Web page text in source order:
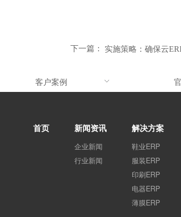
下一篇： 实施策略：确保云
客户案例
首页 新闻资讯
企业新闻
行业新闻
解决方案
鞋业ERP
服装ERP
印刷ERP
电器ERP
薄膜ERP